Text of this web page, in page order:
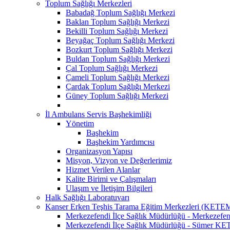
Toplum Sağlığı Merkezleri
Babadağ Toplum Sağlığı Merkezi
Baklan Toplum Sağlığı Merkezi
Bekilli Toplum Sağlığı Merkezi
Beyağaç Toplum Sağlığı Merkezi
Bozkurt Toplum Sağlığı Merkezi
Buldan Toplum Sağlığı Merkezi
Çal Toplum Sağlığı Merkezi
Çameli Toplum Sağlığı Merkezi
Çardak Toplum Sağlığı Merkezi
Güney Toplum Sağlığı Merkezi
İl Ambulans Servis Başhekimliği
Yönetim
Başhekim
Başhekim Yardımcısı
Organizasyon Yapısı
Misyon, Vizyon ve Değerlerimiz
Hizmet Verilen Alanlar
Kalite Birimi ve Çalışmaları
Ulaşım ve İletişim Bilgileri
Halk Sağlığı Laboratuvarı
Kanser Erken Teşhis Tarama Eğitim Merkezleri
Merkezefendi İlçe Sağlık Müdürlüğü -
Merkezefendi İlçe Sağlık Müdürlüğü - Sümer